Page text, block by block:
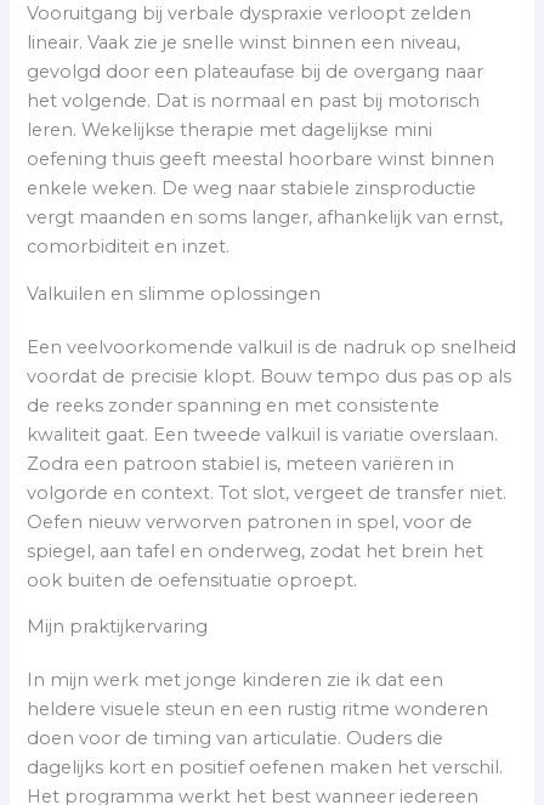
Vooruitgang bij verbale dyspraxie verloopt zelden
lineair. Vaak zie je snelle winst binnen een niveau,
gevolgd door een plateaufase bij de overgang naar
het volgende. Dat is normaal en past bij motorisch
leren. Wekelijkse therapie met dagelijkse mini
oefening thuis geeft meestal hoorbare winst binnen
enkele weken. De weg naar stabiele zinsproductie
vergt maanden en soms langer, afhankelijk van ernst,
comorbiditeit en inzet.
Valkuilen en slimme oplossingen
Een veelvoorkomende valkuil is de nadruk op snelheid
voordat de precisie klopt. Bouw tempo dus pas op als
de reeks zonder spanning en met consistente
kwaliteit gaat. Een tweede valkuil is variatie overslaan.
Zodra een patroon stabiel is, meteen variëren in
volgorde en context. Tot slot, vergeet de transfer niet.
Oefen nieuw verworven patronen in spel, voor de
spiegel, aan tafel en onderweg, zodat het brein het
ook buiten de oefensituatie oproept.
Mijn praktijkervaring
In mijn werk met jonge kinderen zie ik dat een
heldere visuele steun en een rustig ritme wonderen
doen voor de timing van articulatie. Ouders die
dagelijks kort en positief oefenen maken het verschil.
Het programma werkt het best wanneer iedereen